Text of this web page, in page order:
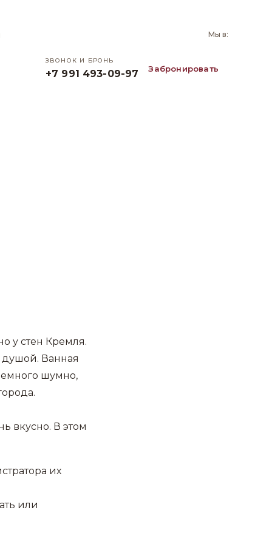
Мы в:
ЗВОНОК И БРОНЬ
+7 991 493-09-97 Забронировать
у стен Кремля.
Ванная
шумно,
вкусно. В этом
их
или